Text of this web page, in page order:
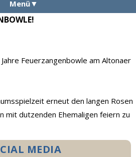
Menü
Aktuelles
Fotos
Kontakt
Feuerzangenbowle am Altonaer
erneut den langen Rosen
mit dutzenden Ehemaligen feiern zu
MEDIA